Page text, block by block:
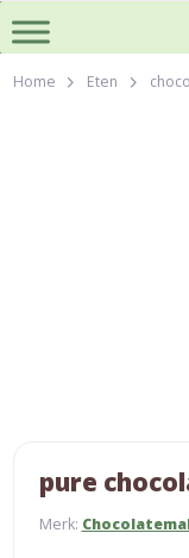
Home Eten
pure
Merk: